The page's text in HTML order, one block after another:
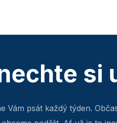
si
Vám psát každý týden.